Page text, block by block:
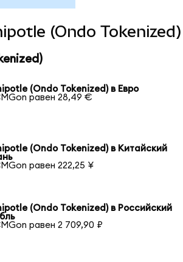
(Ondo
(Ondo Tokenized) в Евро
равен 28,49 €
(Ondo Tokenized) в Китайский
равен 222,25 ¥
(Ondo Tokenized) в Российский
равен 2 709,90 ₽